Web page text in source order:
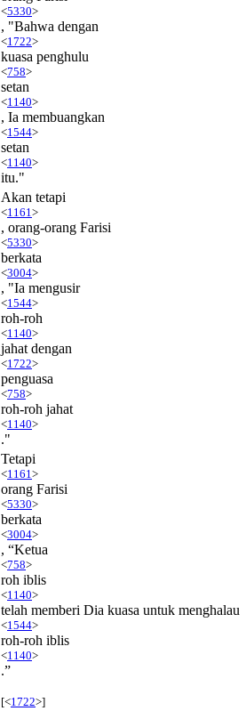
<5330>
, "Bahwa dengan
<1722>
kuasa penghulu
<758>
setan
<1140>
, Ia membuangkan
<1544>
setan
<1140>
itu."
Akan tetapi
<1161 >
, orang-orang Farisi
<5330>
berkata
<3004>
, "Ia mengusir
<1544>
roh-roh
<1140>
jahat dengan
<1722>
penguasa
<758>
roh-roh jahat
<1140>
."
Tetapi
<1161 >
orang Farisi
<5330>
berkata
<3004>
, “Ketua
<758>
roh iblis
<1140>
telah memberi Dia kuasa untuk menghalau
<1544>
roh-roh iblis
<1140>
.”
[<1722>]